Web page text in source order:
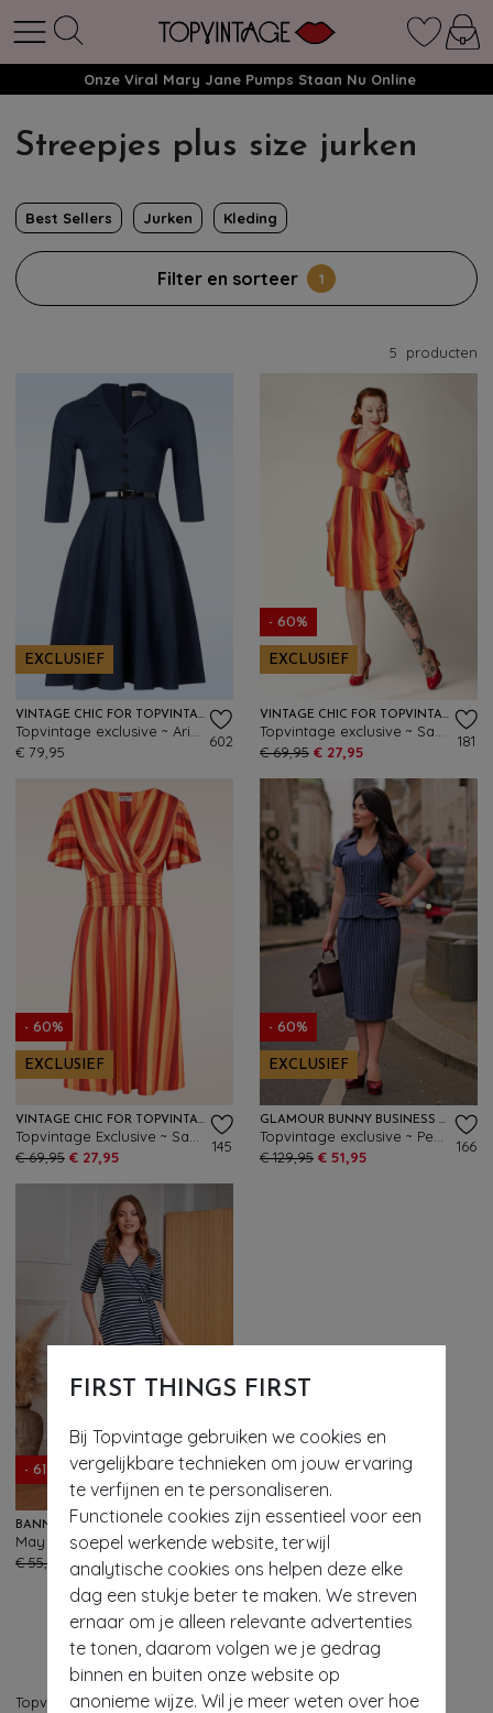
FIRST THINGS FIRST
Bij Topvintage gebruiken we cookies en
vergelijkbare technieken om jouw ervaring
te verfijnen en te personaliseren.
Functionele cookies zijn essentieel voor een
soepel werkende website, terwijl
analytische cookies ons helpen deze elke
dag een stukje beter te maken. We streven
ernaar om je alleen relevante advertenties
te tonen, daarom volgen we je gedrag
binnen en buiten onze website op
anonieme wijze. Wil je meer weten over hoe
Onze Viral Mary Jane Pumps Staan Nu Online
Streepjes plus size jurken
Best Sellers Jurken Kleding
Filter en sorteer 1
5 producten
EXCLUSIEF
VINTAGE CHIC FOR TOPVINTAGE
€ 79,95
602
- 60%
EXCLUSIEF
VINTAGE CHIC FOR TOPVINTAGE
€ 69,95 € 27,95
181
- 60%
EXCLUSIEF
VINTAGE CHIC FOR TOPVINTAGE
€ 69,95 € 27,95
145
- 60%
EXCLUSIEF
GLAMOUR BUNNY BUSINESS BABE
€ 129,95 € 51,95
166
- 61%
BANNED RETRO
May Stripe A-lijn wikkeljurk in navy en wit
€ 55,95
€ 21,95
114
Topvintage>Jurken >Plus size Jurken